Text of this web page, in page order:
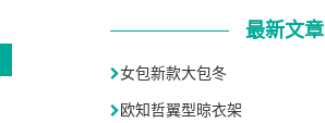
最新文章
女包新款大包冬
欧知哲翼型晾衣架